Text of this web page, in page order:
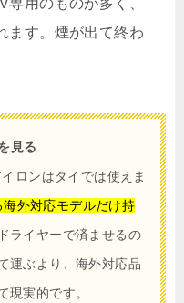
ます。煙が出て終わ
見る
ロンはタイでは使えま
海外対応モデルだけ持
ライヤーで済ませるの
運ぶより、海外対応品
現実的です。